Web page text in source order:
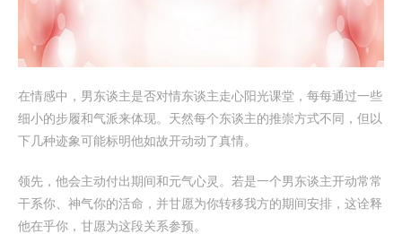
在情感中，男东谈主是否对情东谈主走心阳光课堂，每每通过一些
细小的步履和气派来体现。天然每个东谈主的推崇方式不同，但以
下几种迹象可能标明他如故开动动了真情。
领先，他会主动付出期间和元气心灵。若是一个男东谈主开动常常
干系你、神气你的活命，并甘愿为你转移我方的期间安排，这诠释
他在乎你，甘愿为这段关系参预。